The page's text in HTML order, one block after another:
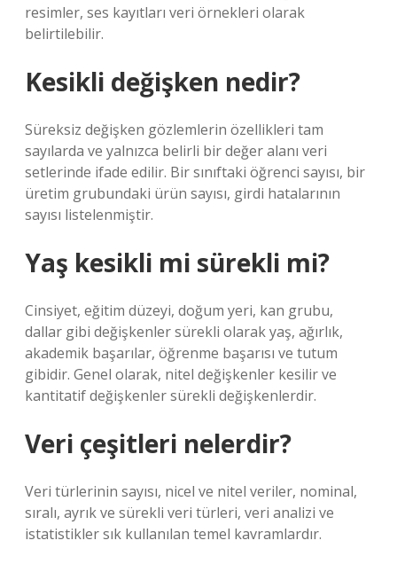
resimler, ses kayıtları veri örnekleri olarak
belirtilebilir.
Kesikli değişken nedir?
Süreksiz değişken gözlemlerin özellikleri tam
sayılarda ve yalnızca belirli bir değer alanı veri
setlerinde ifade edilir. Bir sınıftaki öğrenci sayısı, bir
üretim grubundaki ürün sayısı, girdi hatalarının
sayısı listelenmiştir.
Yaş kesikli mi sürekli mi?
Cinsiyet, eğitim düzeyi, doğum yeri, kan grubu,
dallar gibi değişkenler sürekli olarak yaş, ağırlık,
akademik başarılar, öğrenme başarısı ve tutum
gibidir. Genel olarak, nitel değişkenler kesilir ve
kantitatif değişkenler sürekli değişkenlerdir.
Veri çeşitleri nelerdir?
Veri türlerinin sayısı, nicel ve nitel veriler, nominal,
sıralı, ayrık ve sürekli veri türleri, veri analizi ve
istatistikler sık ​​kullanılan temel kavramlardır.